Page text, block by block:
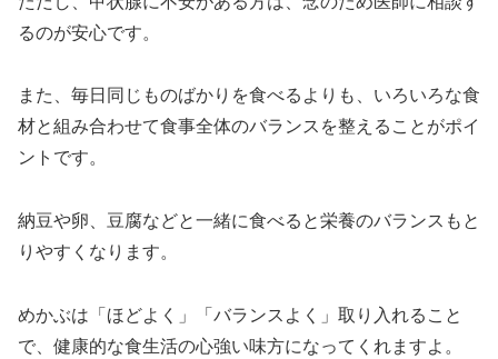
るのが安心です。
また、毎日同じものばかりを食べるよりも、いろいろな食
材と組み合わせて食事全体のバランスを整えることがポイ
ントです。
納豆や卵、豆腐などと一緒に食べると栄養のバランスもと
りやすくなります。
めかぶは「ほどよく」「バランスよく」取り入れること
で、健康的な食生活の心強い味方になってくれますよ。